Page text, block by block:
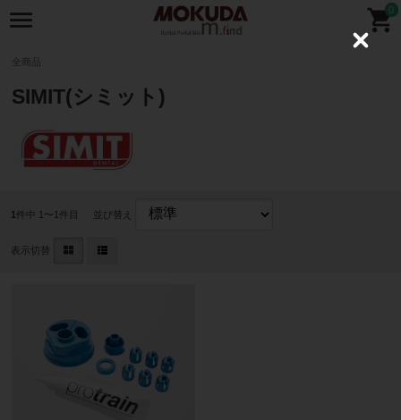
0
全商品
SIMIT(シミット)
1 件中 1〜1件目 並び替え
表示切替
C